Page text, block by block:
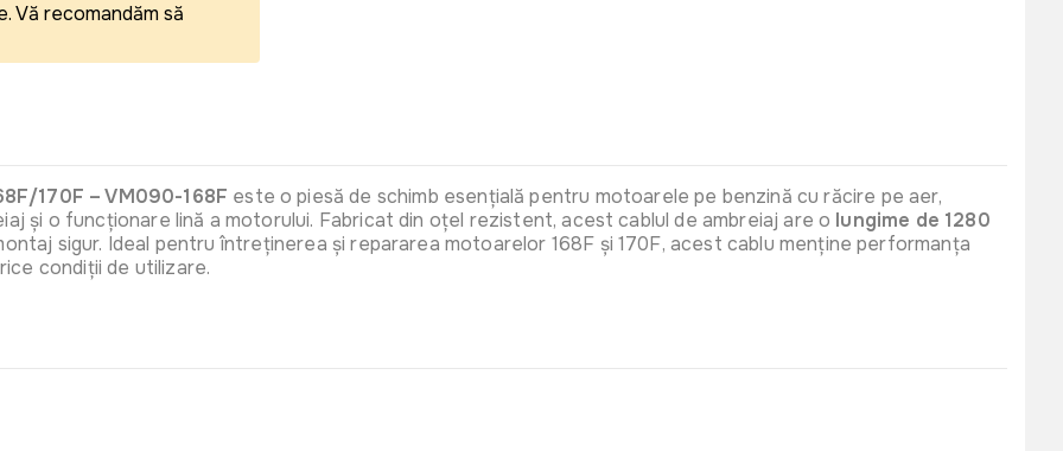
Vă recomandăm să
170F – VM090-168F este o piesă de schimb esențială pentru motoarele pe benzină cu răcire pe aer,
și o funcționare lină a motorului. Fabricat din oțel rezistent, acest cablul de ambreiaj are o lungime de 1280
sigur. Ideal pentru întreținerea și repararea motoarelor 168F și 170F, acest cablu menține performanța
condiții de utilizare.